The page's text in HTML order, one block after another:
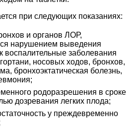
при следующих показаниях:
и органов ЛОР,
нарушением выведения
воспалительные заболевания
носовых ходов, бронхов,
бронхоэктатическая болезнь,
родоразрешения в сроке
дозревания легких плода;
у преждевременно